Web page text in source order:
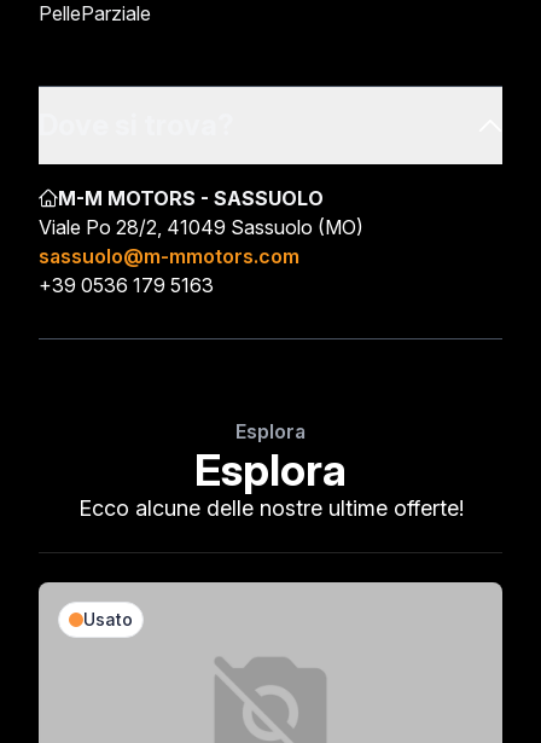
PelleParziale
M-M MOTORS - SASSUOLO
Viale Po 28/2, 41049 Sassuolo (MO)
sassuolo@m-mmotors.com
+39 0536 179 5163
Esplora
Esplora
Ecco alcune delle nostre ultime offerte!
Usato